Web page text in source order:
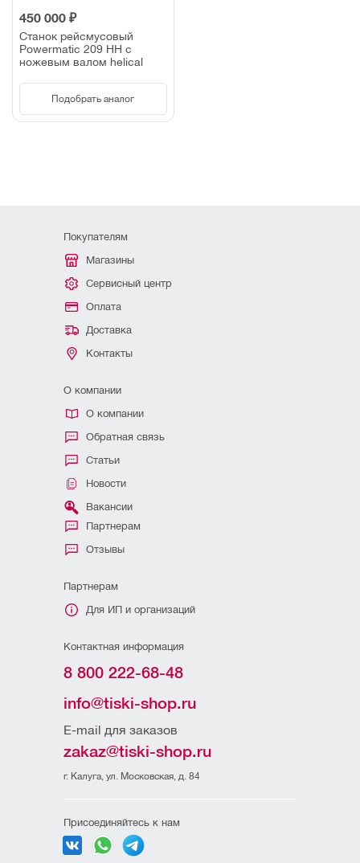
450 000 ₽
Станок рейсмусовый
Powermatic 209 HH с
ножевым валом helical
Подобрать аналог
Покупателям
Магазины
Сервисный центр
Оплата
Доставка
Контакты
О компании
О компании
Обратная связь
Статьи
Новости
Вакансии
Партнерам
Отзывы
Партнерам
Для ИП и организаций
Контактная информация
8 800 222-68-48
info@tiski-shop.ru
E-mail для заказов
zakaz@tiski-shop.ru
г. Калуга, ул. Московская, д. 84
Присоединяйтесь к нам